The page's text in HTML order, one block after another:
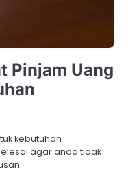
Pinjam Uang
kebutuhan
agar anda tidak